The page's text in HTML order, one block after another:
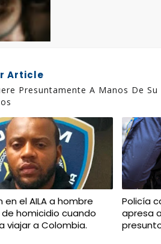
Article
Presuntamente A Manos De Su
el AILA a hombre
homicidio cuando
viajar a Colombia.
Policía
apresa